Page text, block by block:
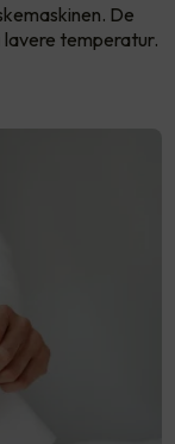
De
lavere temperatur.